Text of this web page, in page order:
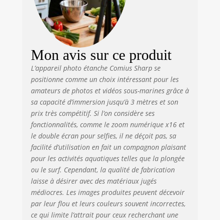
l'eau, il est parfait
pour les
photographes
à 𝟭𝟬 𝗙𝗧】 Cet
camera sous
marine est
fabriqué dans un
matériau étanche
de haute qualité,
de la batterie est
bien scellé, il peut
être utilisé sous
l'eau pendant une
heure à 10FT,
aucun étui étanche
n'est nécessaire,
vous pouvez
l'emmener pour
Mon avis sur ce produit
L’appareil photo étanche Comius Sharp se
positionne comme un choix intéressant pour les
amateurs de photos et vidéos sous-marines grâce à
sa capacité d’immersion jusqu’à 3 mètres et son
prix très compétitif. Si l’on considère ses
fonctionnalités, comme le zoom numérique x16 et
le double écran pour selfies, il ne déçoit pas, sa
facilité d’utilisation en fait un compagnon plaisant
pour les activités aquatiques telles que la plongée
ou le surf. Cependant, la qualité de fabrication
laisse à désirer avec des matériaux jugés
médiocres. Les images produites peuvent décevoir
par leur flou et leurs couleurs souvent incorrectes,
ce qui limite l’attrait pour ceux recherchant une